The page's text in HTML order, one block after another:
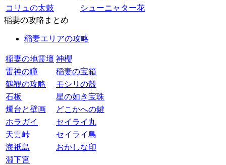
コリュの太鼓
シューニャター花
稲妻の攻略まとめ
稲妻エリアの攻略
稲妻の地霊壇 神櫻
雷神の瞳
稲妻の宝箱
鶴観の攻略
モシリの殻
石板
星の如き宝珠
燭台と壁画
どこかへの鍵
ホラガイ
セイライ丸
天雲峠
セイライ島
海祇島
おかしな印
淵下宮